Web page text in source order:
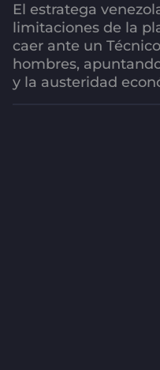
g
o
2
m
e
El estratega
limitaciones de la
caer ante un
hombres,
y la austeridad